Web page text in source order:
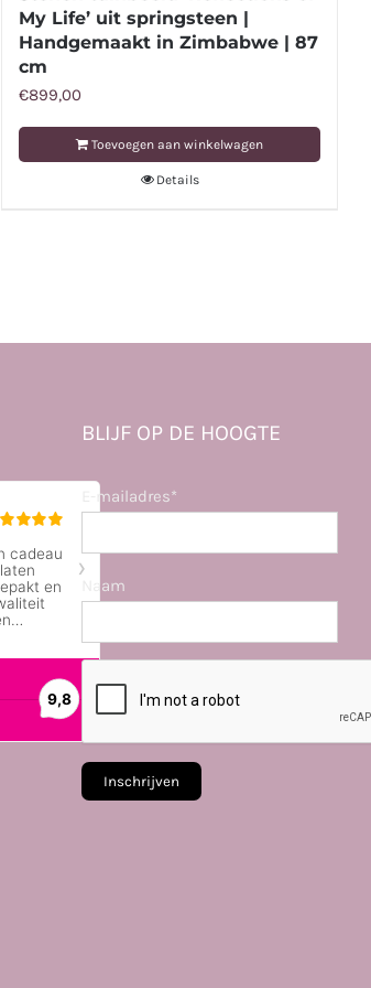
My Life’ uit springsteen |
Handgemaakt in Zimbabwe | 87
cm
€899,00
Toevoegen aan winkelwagen
Details
BLIJF OP DE HOOGTE
E-mailadres*
Naam